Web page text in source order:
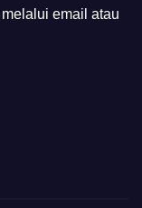
email atau